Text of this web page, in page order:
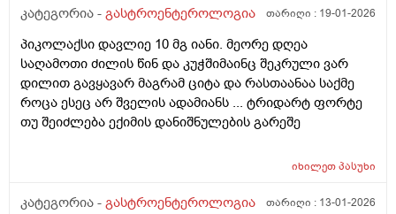
კატეგორია - გასტროენტეროლოგია თარიღი : 19-01-2026
პიკოლაქსი დავლიე 10 მგ იანი. მეორე დღეა
საღამოთი ძილის წინ და კუჭშიმაინც შეკრული ვარ
დილით გავყავარ მაგრამ ციტა და რასთაანაა საქმე
როცა ესეც არ შველის ადამიანს ... ტრიდარტ ფორტე
თუ შეიძლება ექიმის დანიშნულების გარეშე
იხილეთპასუხი
კატეგორია - გასტროენტეროლოგია თარიღი : 13-01-2026